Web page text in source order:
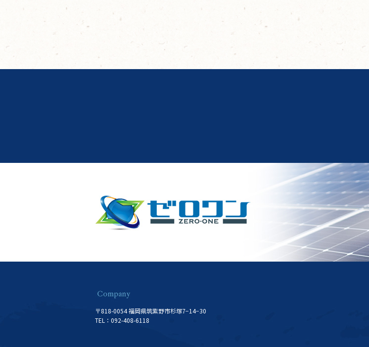
〒818-0054 福岡県筑紫野市杉塚7−14−30
TEL：092-408-6118